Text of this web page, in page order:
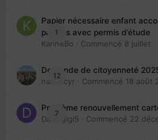
1
Papier nécessaire enfant
parents avec permis d’étude
KarineBo · Commencé 8 juillet
12
Demande de citoyenneté
nanancyr · Commencé 18 août
7
Problème renouvellement
Davidgigi5 · Commencé 22